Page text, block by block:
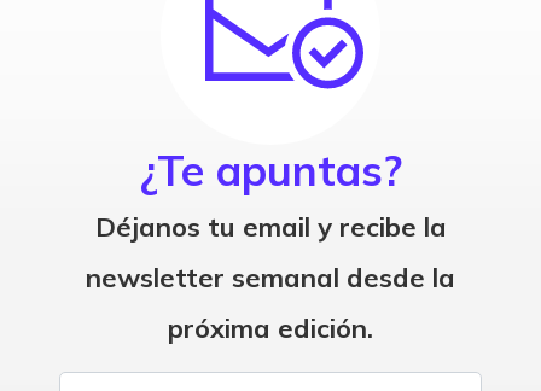
¿Te apuntas?
Déjanos tu email y recibe la
newsletter semanal desde la
próxima edición.